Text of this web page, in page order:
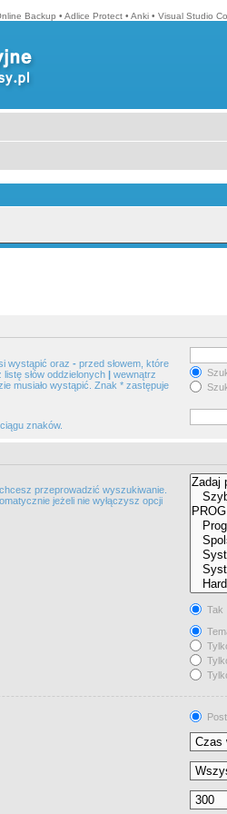
Backup • Adlice Protect • Anki • Visual Studio
wystąpić oraz - przed słowem, które
słów oddzielonych | wewnątrz
musiało wystąpić. Znak * zastępuje
znaków.
przeprowadzić wyszukiwanie.
jeżeli nie wyłączysz opcji
Tak